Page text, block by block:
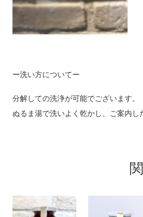
ー洗い方についてー
分解しての洗浄が可能でございます。
ぬるま湯で洗いよく乾かし、ご案内し